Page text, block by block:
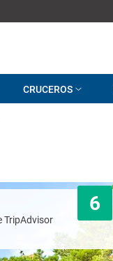
CRUCEROS
6